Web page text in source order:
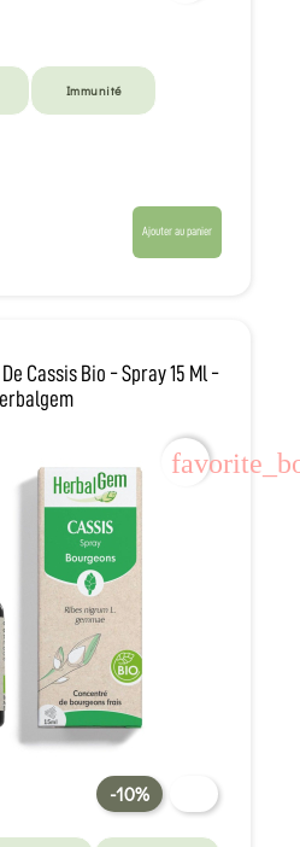
Immunité
Ajouter au panier
Cassis Bio - Spray 15 Ml -
-10%